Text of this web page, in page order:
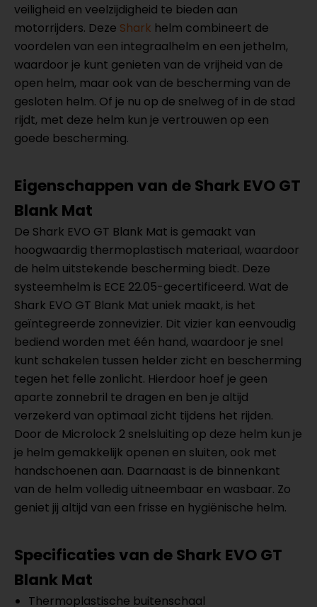
veiligheid en veelzijdigheid te bieden aan
motorrijders. Deze Shark helm combineert de
voordelen van een integraalhelm en een jethelm,
waardoor je kunt genieten van de vrijheid van de
open helm, maar ook van de bescherming van de
gesloten helm. Of je nu op de snelweg of in de stad
rijdt, met deze helm kun je vertrouwen op een
goede bescherming.
Eigenschappen van de Shark EVO GT
Blank Mat
De Shark EVO GT Blank Mat is gemaakt van
hoogwaardig thermoplastisch materiaal, waardoor
de helm uitstekende bescherming biedt. Deze
systeemhelm is ECE 22.05-gecertificeerd. Wat de
Shark EVO GT Blank Mat uniek maakt, is het
geïntegreerde zonnevizier. Dit vizier kan eenvoudig
bediend worden met één hand, waardoor je snel
kunt schakelen tussen helder zicht en bescherming
tegen het felle zonlicht. Hierdoor hoef je geen
aparte zonnebril te dragen en ben je altijd
verzekerd van optimaal zicht tijdens het rijden.
Door de Microlock 2 snelsluiting op deze helm kun je
je helm gemakkelijk openen en sluiten, ook met
handschoenen aan. Daarnaast is de binnenkant
van de helm volledig uitneembaar en wasbaar. Zo
geniet jij altijd van een frisse en hygiënische helm.
Specificaties van de Shark EVO GT
Blank Mat
Thermoplastische buitenschaal